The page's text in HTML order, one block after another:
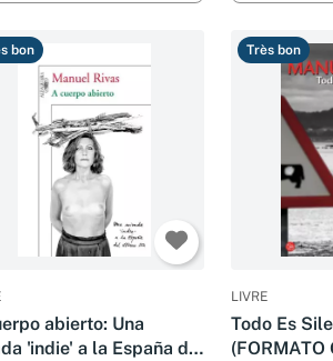
bon
abierto: Una
'indie' a la España del
Très bon
LIVRE
Todo Es
(FORMATO